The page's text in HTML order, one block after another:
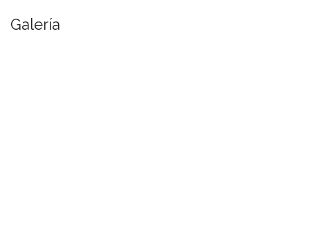
Galería